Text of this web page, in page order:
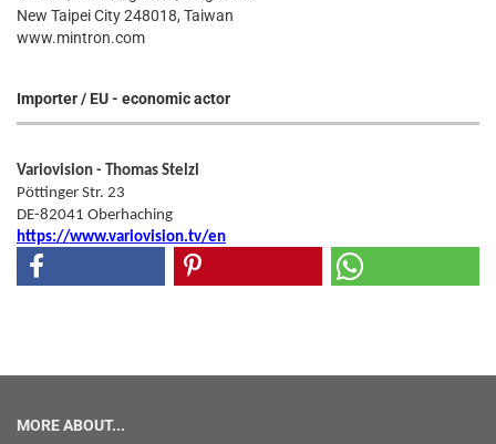
New Taipei City 248018, Taiwan
www.mintron.com
Importer / EU - economic actor
Variovision - Thomas Stelzl
Pöttinger Str. 23
DE-82041 Oberhaching
https://www.variovision.tv/en
MORE ABOUT...